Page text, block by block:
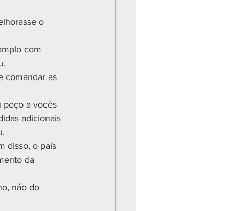
o
com
comandar as
peço a vocês
adicionais
disso, o país
da
não do